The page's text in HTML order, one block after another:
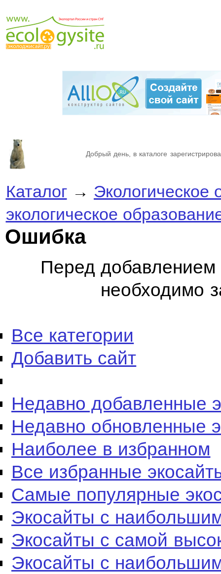
Добрый день, в каталоге
Каталог→ Экологическое
экологическое
Ошибка
Перед добавлением
необходимо
Все категории
Добавить сайт
Недавно добавленные
Недавно обновленные
Наиболее в избранном
Все избранные
Самые популярные
Экосайты с
Экосайты с самой
Экосайты с